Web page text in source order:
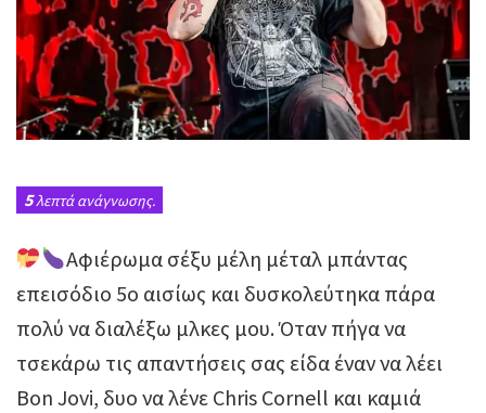
5λεπτά ανάγνωσης.
Αφιέρωμα σέξυ μέλη μέταλ μπάντας
επεισόδιο 5ο αισίως και δυσκολεύτηκα πάρα
πολύ να διαλέξω μλκες μου. Όταν πήγα να
τσεκάρω τις απαντήσεις σας είδα έναν να λέει
Bon Jovi, δυο να λένε Chris Cornell και καμιά